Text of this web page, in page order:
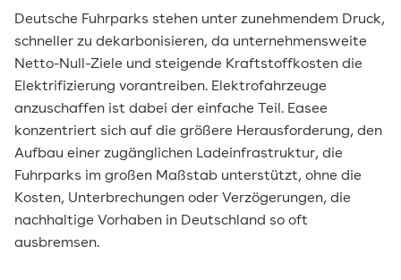
Deutsche Fuhrparks stehen unter zunehmendem Druck,
schneller zu dekarbonisieren, da unternehmensweite
Netto-Null-Ziele und steigende Kraftstoffkosten die
Elektrifizierung vorantreiben. Elektrofahrzeuge
anzuschaffen ist dabei der einfache Teil. Easee
konzentriert sich auf die größere Herausforderung, den
Aufbau einer zugänglichen Ladeinfrastruktur, die
Fuhrparks im großen Maßstab unterstützt, ohne die
Kosten, Unterbrechungen oder Verzögerungen, die
nachhaltige Vorhaben in Deutschland so oft
ausbremsen.